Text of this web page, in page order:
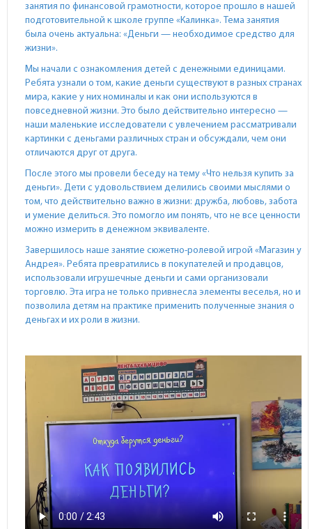
занятия по финансовой грамотности, которое прошло в нашей
подготовительной к школе группе «Калинка». Тема занятия
была очень актуальна: «Деньги — необходимое средство для
жизни».
Мы начали с ознакомления детей с денежными единицами.
Ребята узнали о том, какие деньги существуют в разных странах
мира, какие у них номиналы и как они используются в
повседневной жизни. Это было действительно интересно —
наши маленькие исследователи с увлечением рассматривали
картинки с деньгами различных стран и обсуждали, чем они
отличаются друг от друга.
После этого мы провели беседу на тему «Что нельзя купить за
деньги». Дети с удовольствием делились своими мыслями о
том, что действительно важно в жизни: дружба, любовь, забота
и умение делиться. Это помогло им понять, что не все ценности
можно измерить в денежном эквиваленте.
Завершилось наше занятие сюжетно-ролевой игрой «Магазин у
Андрея». Ребята превратились в покупателей и продавцов,
использовали игрушечные деньги и сами организовали
торговлю. Эта игра не только привнесла элементы веселья, но и
позволила детям на практике применить полученные знания о
деньгах и их роли в жизни.